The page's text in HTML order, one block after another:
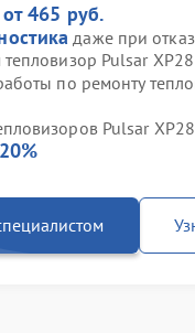
от 465 руб.
даже при
Pulsar
по ремонту
Pulsar
20%